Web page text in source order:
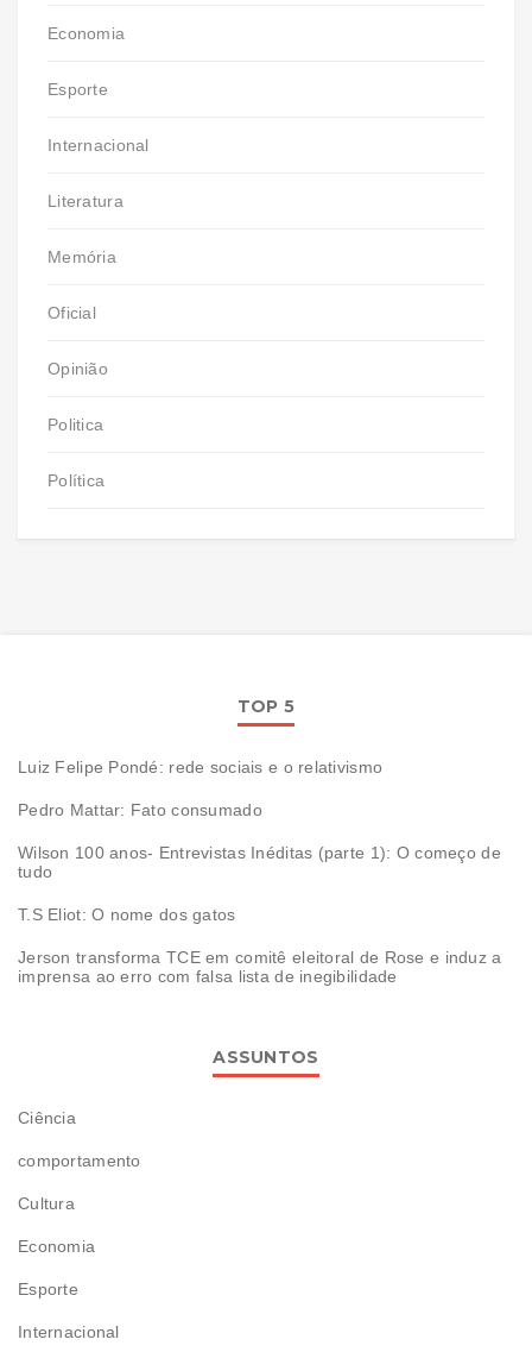
Economia
Esporte
Internacional
Literatura
Memória
Oficial
Opinião
Politica
Política
TOP 5
Luiz Felipe Pondé: rede sociais e o relativismo
Pedro Mattar: Fato consumado
Wilson 100 anos- Entrevistas Inéditas (parte 1): O começo de
tudo
T.S Eliot: O nome dos gatos
Jerson transforma TCE em comitê eleitoral de Rose e induz a
imprensa ao erro com falsa lista de inegibilidade
ASSUNTOS
Ciência
comportamento
Cultura
Economia
Esporte
Internacional